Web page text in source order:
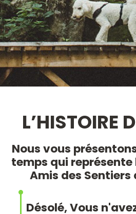
L’HISTOIRE
Nous vous
temps qui représente
Amis des Sentiers
Désolé, Vous